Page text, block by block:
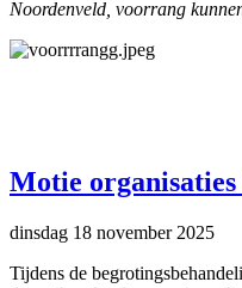
Noordenveld, voorrang
Motie
dinsdag 18 november 2025
Tijdens de